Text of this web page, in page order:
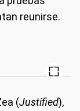
reunirse.
(Justified),